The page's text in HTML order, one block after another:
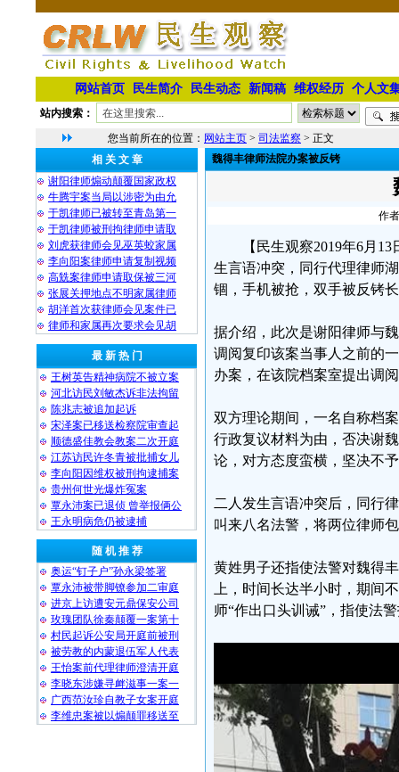
网站首页 民生简介 民生动态 新闻稿 维权经历 个人文
站内搜索：
您当前所在的位置： 网站主页 > 司法监察 > 正文
相 关 文 章
谢阳律师煽动颠覆国家政权
牛腾宇案当局以涉密为由允
于凯律师已被转至青岛第一
于凯律师被刑拘律师申请取
刘虎获律师会见巫英蛟家属
李向阳案律师申请复制视频
高兟案律师申请取保被三河
张展关押地点不明家属律师
胡洋首次获律师会见案件已
律师和家属再次要求会见胡
最 新 热 门
王树英告精神病院不被立案
河北访民刘敏杰诉非法拘留
陈兆志被追加起诉
宋泽案已移送检察院审查起
顺德盛佳教会教案二次开庭
江苏访民许冬青被批捕女儿
李向阳因维权被刑拘逮捕案
贵州何世光爆炸冤案
覃永沛案已退侦 曾举报俩公
王永明病危仍被逮捕
随 机 推 荐
奥运“钉子户”孙永梁签署
覃永沛被带脚镣参加二审庭
进京上访遭安元鼎保安公司
玫瑰团队徐秦颠覆一案第十
村民起诉公安局开庭前被刑
被劳教的内蒙退伍军人代表
王怡案前代理律师澄清开庭
李晓东涉嫌寻衅滋事一案一
广西范汝珍自教子女案开庭
李维忠案被以煽颠罪移送至
魏得丰律师法院办案被反铐
作
【民生观察2019年6月
生言语冲突，同行代理律师
锢，手机被抢，双手被反铐
据介绍，此次是谢阳律师与
调阅复印该案当事人之前的
办案，在该院档案室提出调
双方理论期间，一名自称档
行政复议材料为由，否决谢
论，对方态度蛮横，坚决不
二人发生言语冲突后，同行
叫来八名法警，将两位律师
黄姓男子还指使法警对魏得
上，时间长达半小时，期间
师“作出口头训诫”，指使法